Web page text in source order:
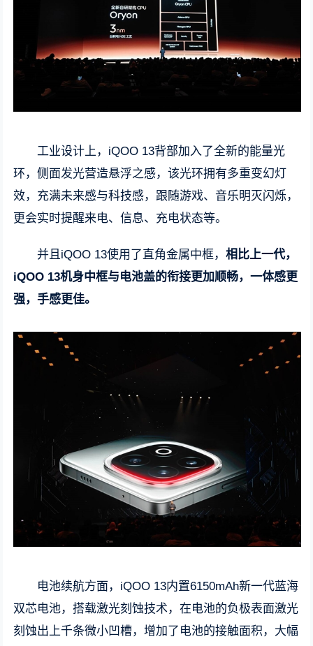
工业设计上，iQOO 13背部加入了全新的能量光
环，侧面发光营造悬浮之感，该光环拥有多重变幻灯
效，充满未来感与科技感，跟随游戏、音乐明灭闪烁，
更会实时提醒来电、信息、充电状态等。
并且iQOO 13使用了直角金属中框，相比上一代，
iQOO 13机身中框与电池盖的衔接更加顺畅，一体感更
强，手感更佳。
电池续航方面，iQOO 13内置6150mAh新一代蓝海
双芯电池，搭载激光刻蚀技术，在电池的负极表面激光
刻蚀出上千条微小凹槽，增加了电池的接触面积，大幅